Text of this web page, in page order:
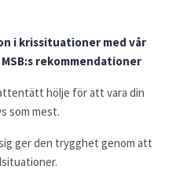
i krissituationer med vår
rekommendationer
hölje för att vara din
som mest.
ger den trygghet genom att